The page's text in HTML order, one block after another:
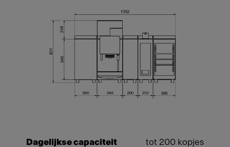
Dagelijkse capaciteit tot 200 kopjes